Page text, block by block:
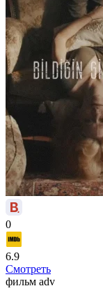
0
6.9
Смотреть
фильм adv